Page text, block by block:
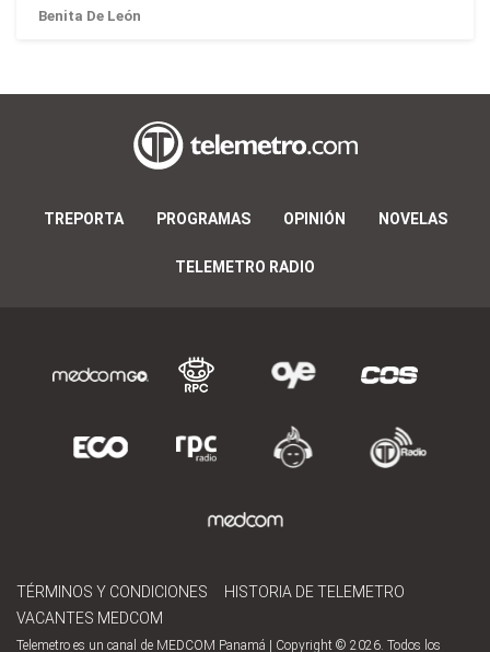
Benita De León
TREPORTA PROGRAMAS OPINIÓN NOVELAS
TELEMETRO RADIO
TÉRMINOS Y CONDICIONES
HISTORIA DE TELEMETRO
VACANTES MEDCOM
Telemetro es un canal de MEDCOM Panamá | Copyright © 2026. Todos los